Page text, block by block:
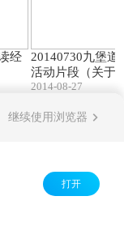
经
20140730九堡道
活动片段（关于
典）
2014-08-27
继续使用浏览器
打开